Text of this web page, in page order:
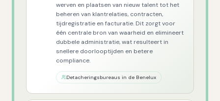
werven en plaatsen van nieuw talent tot het
beheren van klantrelaties, contracten,
tijdregistratie en facturatie. Dit zorgt voor
één centrale bron van waarheid en elimineert
dubbele administratie, wat resulteert in
snellere doorlooptijden en betere
compliance.
Detacheringsbureaus in de Benelux